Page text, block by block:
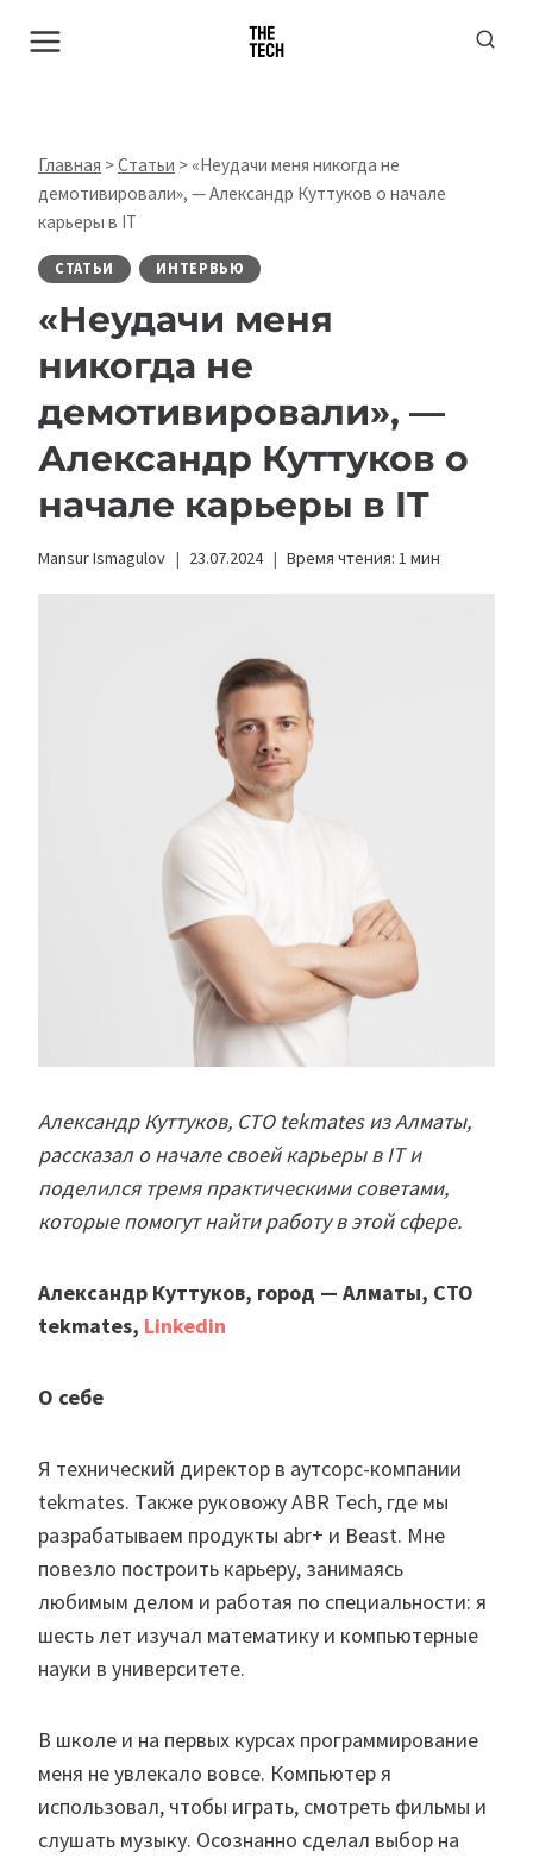
Главная >Статьи > «Неудачи меня никогда не
демотивировали», — Александр Куттуков о начале
карьеры в IT
СТАТЬИ ИНТЕРВЬЮ
«Неудачи меня
никогда не
демотивировали», —
Александр Куттуков о
начале карьеры в IT
Mansur Ismagulov 23.07.2024 Время чтения: 1 мин
Александр Куттуков, CTO tekmates из Алматы,
рассказал о начале своей карьеры в IT и
поделился тремя практическими советами,
которые помогут найти работу в этой сфере.
Александр Куттуков, город — Алматы, CTO
tekmates, Linkedin
О себе
Я технический директор в аутсорс-компании
tekmates. Также руковожу ABR Tech, где мы
разрабатываем продукты abr+ и Beast. Мне
повезло построить карьеру, занимаясь
любимым делом и работая по специальности: я
шесть лет изучал математику и компьютерные
науки в университете.
В школе и на первых курсах программирование
меня не увлекало вовсе. Компьютер я
использовал, чтобы играть, смотреть фильмы и
слушать музыку. Осознанно сделал выбор на